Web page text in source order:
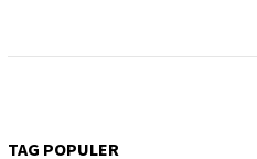
TAG POPULER